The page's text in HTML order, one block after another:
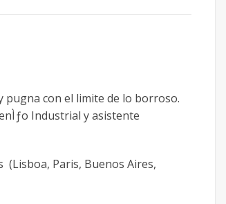
pugna con el limite de lo borroso.
Industrial y asistente
(Lisboa, Paris, Buenos Aires,